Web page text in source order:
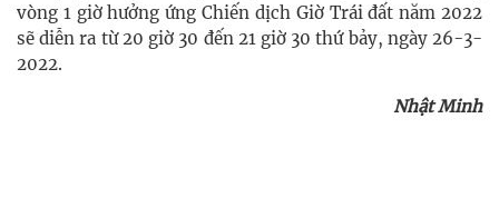
vòng 1 giờ hưởng ứng Chiến dịch Giờ Trái đất năm 2022
sẽ diễn ra từ 20 giờ 30 đến 21 giờ 30 thứ bảy, ngày 26-3-
2022.
Nhật Minh